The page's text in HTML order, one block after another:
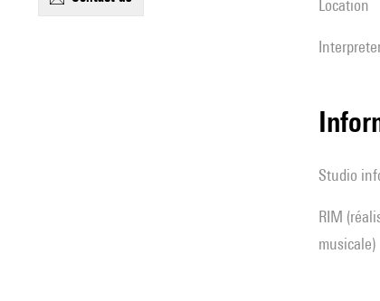
location
Studio
RIM (réalisateur(s) en informatique
musicale)